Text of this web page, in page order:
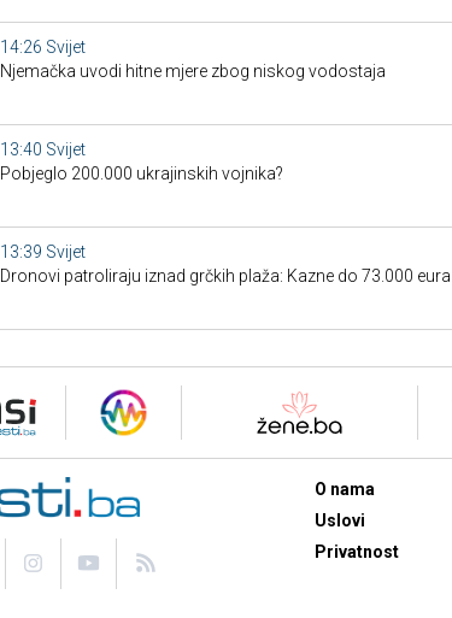
14:26 Svijet
Njemačka uvodi hitne mjere zbog niskog vodostaja
13:40 Svijet
Pobjeglo 200.000 ukrajinskih vojnika?
13:39 Svijet
Dronovi patroliraju iznad grčkih plaža: Kazne do 73.000 eura
O nama
Uslovi
Privatnost